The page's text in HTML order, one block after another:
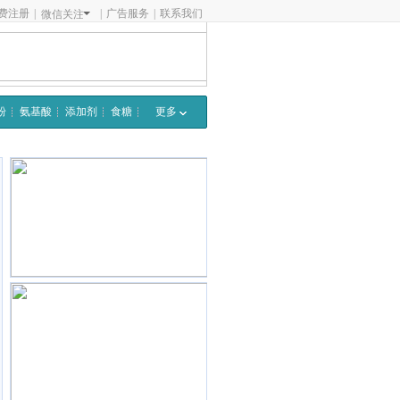
注册 微信关注 广告服务 联系我们
氨基酸 添加剂 食糖 更多